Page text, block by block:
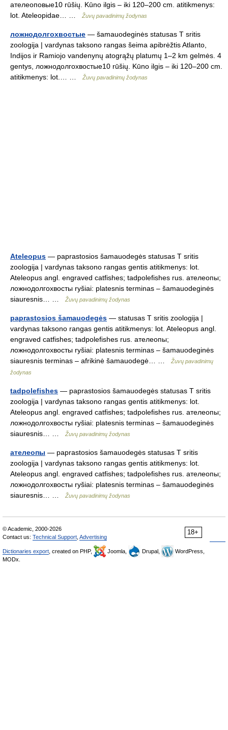
ателеоповые10 rūšių. Kūno ilgis – iki 120–200 cm. atitikmenys:
lot. Ateleopidae… …
Žuvų pavadinimų žodynas
ложнодолгохвостые — šamauodeginės statusas T sritis
zoologija | vardynas taksono rangas šeima apibrėžtis Atlanto,
Indijos ir Ramiojo vandenynų atogrąžų platumų 1–2 km gelmės. 4
gentys, ложнодолгохвостые10 rūšių. Kūno ilgis – iki 120–200 cm.
atitikmenys: lot.… …
Žuvų pavadinimų žodynas
Ateleopus — paprastosios šamauodegės statusas T sritis
zoologija | vardynas taksono rangas gentis atitikmenys: lot.
Ateleopus angl. engraved catfishes; tadpolefishes rus. ателеопы;
ложнодолгохвосты ryšiai: platesnis terminas – šamauodeginės
siauresnis… …
Žuvų pavadinimų žodynas
paprastosios šamauodegės — statusas T sritis zoologija |
vardynas taksono rangas gentis atitikmenys: lot. Ateleopus angl.
engraved catfishes; tadpolefishes rus. ателеопы;
ложнодолгохвосты ryšiai: platesnis terminas – šamauodeginės
siauresnis terminas – afrikinė šamauodegė… …
Žuvų pavadinimų
žodynas
tadpolefishes — paprastosios šamauodegės statusas T sritis
zoologija | vardynas taksono rangas gentis atitikmenys: lot.
Ateleopus angl. engraved catfishes; tadpolefishes rus. ателеопы;
ложнодолгохвосты ryšiai: platesnis terminas – šamauodeginės
siauresnis… …
Žuvų pavadinimų žodynas
ателеопы — paprastosios šamauodegės statusas T sritis
zoologija | vardynas taksono rangas gentis atitikmenys: lot.
Ateleopus angl. engraved catfishes; tadpolefishes rus. ателеопы;
ложнодолгохвосты ryšiai: platesnis terminas – šamauodeginės
siauresnis… …
Žuvų pavadinimų žodynas
18+
© Academic, 2000-2026
Contact us: Technical Support Advertising
Dictionaries export , created on PHP, Joomla, Drupal,
WordPress,
MODx.